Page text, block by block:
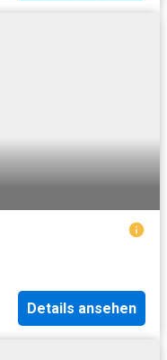
Details ansehen